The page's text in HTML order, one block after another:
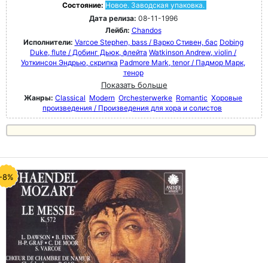
Состояние: Новое. Заводская упаковка.
Дата релиза: 08-11-1996
Лейбл: Chandos
Исполнители: Varcoe Stephen, bass / Варко Стивен, бас Dobing
Duke, flute / Добинг Дьюк, флейта Watkinson Andrew, violin /
Уоткинсон Эндрью, скрипка Padmore Mark, tenor / Падмор Марк,
тенор
Показать больше
Жанры: Classical Modern Orchesterwerke Romantic Хоровые
произведения / Произведения для хора и солистов
8%